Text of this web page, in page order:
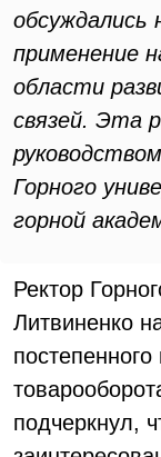
обсуждались
применение
области
связей. Эта
Горного
горной
Ректор
Литвиненко
подчеркнул,